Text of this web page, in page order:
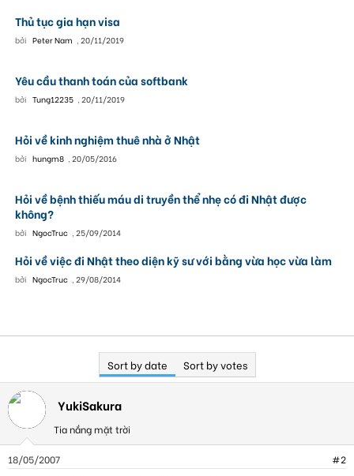
Thủ tục gia hạn visa
bởi Peter Nam , 20/11/2019
Yêu cầu thanh toán của softbank
bởi Tung12235 , 20/11/2019
Hỏi về kinh nghiệm thuê nhà ở Nhật
bởi hungm8 , 20/05/2016
Hỏi về bệnh thiếu máu di truyền thể nhẹ có đi Nhật được
không?
bởi NgocTruc , 25/09/2014
Hỏi về việc đi Nhật theo diện kỹ sư với bằng vừa học vừa làm
bởi NgocTruc , 29/08/2014
Sort by date Sort by votes
YukiSakura
Tia nắng mặt trời
18/05/2007 #2